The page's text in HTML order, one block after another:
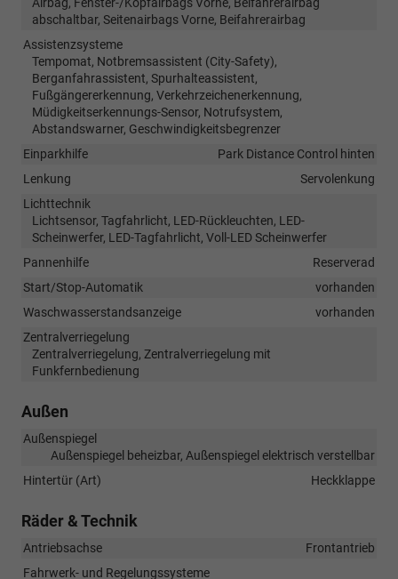
abschaltbar, Seitenairbags Vorne, Beifahrerairbag
Assistenzsysteme
Tempomat, Notbremsassistent (City-Safety),
Berganfahrassistent, Spurhalteassistent,
Fußgängererkennung, Verkehrzeichenerkennung,
Müdigkeitserkennungs-Sensor, Notrufsystem,
Abstandswarner, Geschwindigkeitsbegrenzer
Einparkhilfe
Park Distance Control hinten
Lenkung
Servolenkung
Lichttechnik
Lichtsensor, Tagfahrlicht, LED-Rückleuchten, LED-
Scheinwerfer, LED-Tagfahrlicht, Voll-LED Scheinwerfer
Pannenhilfe
Reserverad
Start/Stop-Automatik
vorhanden
Waschwasserstandsanzeige
vorhanden
Zentralverriegelung
Zentralverriegelung, Zentralverriegelung mit
Funkfernbedienung
Außen
Außenspiegel
Außenspiegel beheizbar, Außenspiegel elektrisch verstellbar
Hintertür (Art)
Heckklappe
Räder & Technik
Antriebsachse
Frontantrieb
Fahrwerk- und Regelungssysteme